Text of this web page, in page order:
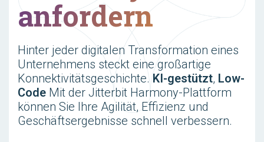
anfordern
Hinter jeder digitalen Transformation eines
Unternehmens steckt eine großartige
Konnektivitätsgeschichte.KI-gestützt, Low-
Code Mit der Jitterbit Harmony-Plattform
können Sie Ihre Agilität, Effizienz und
Geschäftsergebnisse schnell verbessern.